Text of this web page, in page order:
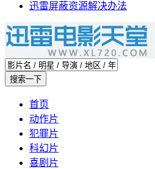
迅雷屏蔽资源解决办法
首页
动作片
犯罪片
科幻片
喜剧片